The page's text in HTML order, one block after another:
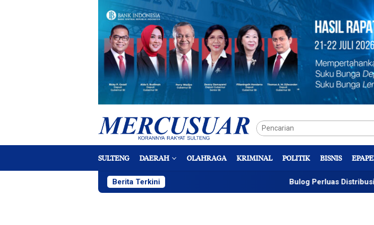
SULTENG DAERAH OLAHRAGA KRIMINAL POLITIK BISNIS
Berita Terkini Bulog Perluas Distribusi Beras